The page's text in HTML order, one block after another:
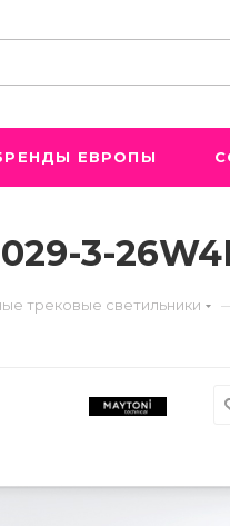
ЕВРОПЫ
3-
трековые светильники